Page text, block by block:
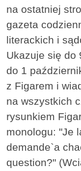
na ostatniej
gazeta
literackich i
Ukazuje się do
do 1
z Figarem i
na wszystkich
rysunkiem
monologu: "Je
demande`a
question?"